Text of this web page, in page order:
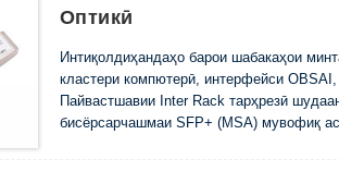
Оптикӣ
Интиқолдиҳандаҳо барои шабакаҳои
кластери компютерӣ, интерфейси
Пайвастшавии Inter Rack тарҳрезӣ
бисёрсарчашмаи SFP+ (MSA) мувофиқ